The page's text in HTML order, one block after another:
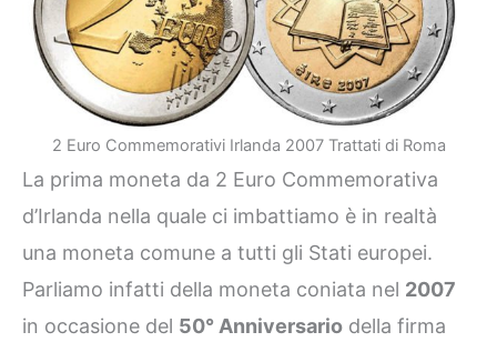
2 Euro Commemorativi Irlanda 2007 Trattati di Roma
La prima moneta da 2 Euro Commemorativa
d’Irlanda nella quale ci imbattiamo è in realtà
una moneta comune a tutti gli Stati europei.
Parliamo infatti della moneta coniata nel 2007
in occasione del 50° Anniversario della firma